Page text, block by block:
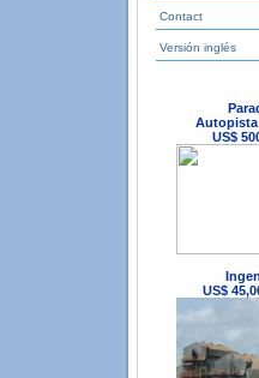
Contact
Versión inglés
Autopista
US$
US$